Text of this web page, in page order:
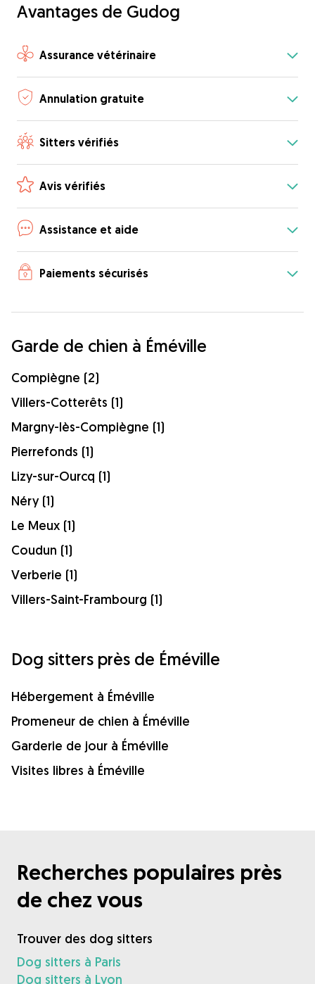
Avantages de Gudog
Assurance vétérinaire
Annulation gratuite
Sitters vérifiés
Avis vérifiés
Assistance et aide
Paiements sécurisés
Garde de chien à Éméville
Compiègne (2)
Villers-Cotterêts (1)
Margny-lès-Compiègne (1)
Pierrefonds (1)
Lizy-sur-Ourcq (1)
Néry (1)
Le Meux (1)
Coudun (1)
Verberie (1)
Villers-Saint-Frambourg (1)
Dog sitters près de Éméville
Hébergement à Éméville
Promeneur de chien à Éméville
Garderie de jour à Éméville
Visites libres à Éméville
Recherches populaires près
de chez vous
Trouver des dog sitters
Dog sitters à Paris
Dog sitters à Lyon